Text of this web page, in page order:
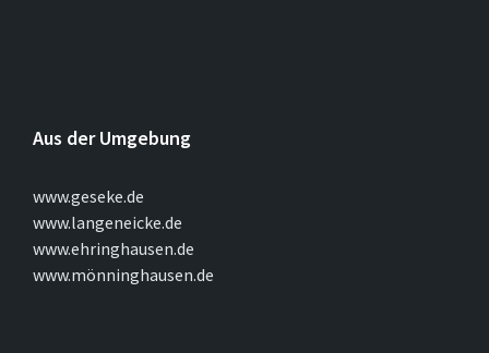
Aus der Umgebung
www.geseke.de
www.langeneicke.de
www.ehringhausen.de
www.mönninghausen.de